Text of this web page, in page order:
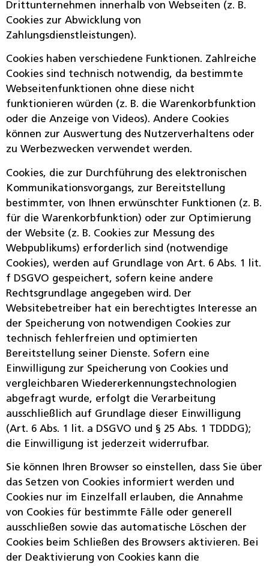
Drittunternehmen innerhalb von Webseiten (z. B.
Cookies zur Abwicklung von
Zahlungsdienstleistungen).
Cookies haben verschiedene Funktionen. Zahlreiche
Cookies sind technisch notwendig, da bestimmte
Webseitenfunktionen ohne diese nicht
funktionieren würden (z. B. die Warenkorbfunktion
oder die Anzeige von Videos). Andere Cookies
können zur Auswertung des Nutzerverhaltens oder
zu Werbezwecken verwendet werden.
Cookies, die zur Durchführung des elektronischen
Kommunikationsvorgangs, zur Bereitstellung
bestimmter, von Ihnen erwünschter Funktionen (z. B.
für die Warenkorbfunktion) oder zur Optimierung
der Website (z. B. Cookies zur Messung des
Webpublikums) erforderlich sind (notwendige
Cookies), werden auf Grundlage von Art. 6 Abs. 1 lit.
f DSGVO gespeichert, sofern keine andere
Rechtsgrundlage angegeben wird. Der
Websitebetreiber hat ein berechtigtes Interesse an
der Speicherung von notwendigen Cookies zur
technisch fehlerfreien und optimierten
Bereitstellung seiner Dienste. Sofern eine
Einwilligung zur Speicherung von Cookies und
vergleichbaren Wiedererkennungstechnologien
abgefragt wurde, erfolgt die Verarbeitung
ausschließlich auf Grundlage dieser Einwilligung
(Art. 6 Abs. 1 lit. a DSGVO und § 25 Abs. 1 TDDDG);
die Einwilligung ist jederzeit widerrufbar.
Sie können Ihren Browser so einstellen, dass Sie über
das Setzen von Cookies informiert werden und
Cookies nur im Einzelfall erlauben, die Annahme
von Cookies für bestimmte Fälle oder generell
ausschließen sowie das automatische Löschen der
Cookies beim Schließen des Browsers aktivieren. Bei
der Deaktivierung von Cookies kann die